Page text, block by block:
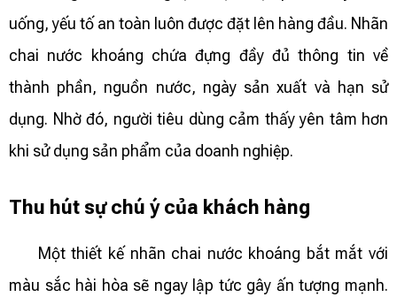
uống, yếu tố an toàn luôn được đặt lên hàng đầu. Nhãn
chai nước khoáng chứa đựng đầy đủ thông tin về
thành phần, nguồn nước, ngày sản xuất và hạn sử
dụng. Nhờ đó, người tiêu dùng cảm thấy yên tâm hơn
khi sử dụng sản phẩm của doanh nghiệp.
Thu hút sự chú ý của khách hàng
Một thiết kế nhãn chai nước khoáng bắt mắt với
màu sắc hài hòa sẽ ngay lập tức gây ấn tượng mạnh.